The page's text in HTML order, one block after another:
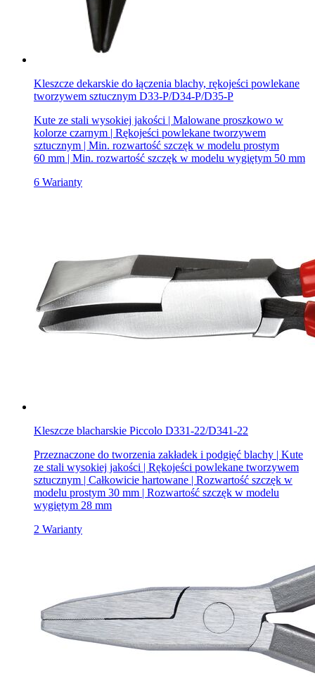
Kleszcze dekarskie do łączenia blachy, rękojeści powlekane
tworzywem sztucznym D33-P/D34-P/D35-P
Kute ze stali wysokiej jakości | Malowane proszkowo w
kolorze czarnym | Rękojeści powlekane tworzywem
sztucznym | Min. rozwartość szczęk w modelu prostym
60 mm | Min. rozwartość szczęk w modelu wygiętym 50 mm
6 Warianty
Kleszcze blacharskie Piccolo D331-22/D341-22
Przeznaczone do tworzenia zakładek i podgięć blachy | Kute
ze stali wysokiej jakości | Rękojeści powlekane tworzywem
sztucznym | Całkowicie hartowane | Rozwartość szczęk w
modelu prostym 30 mm | Rozwartość szczęk w modelu
wygiętym 28 mm
2 Warianty